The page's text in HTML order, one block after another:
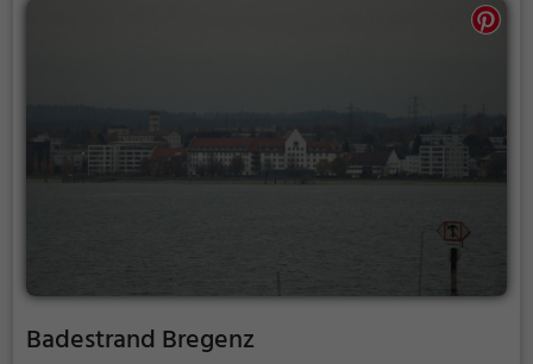
Badestrand Bregenz